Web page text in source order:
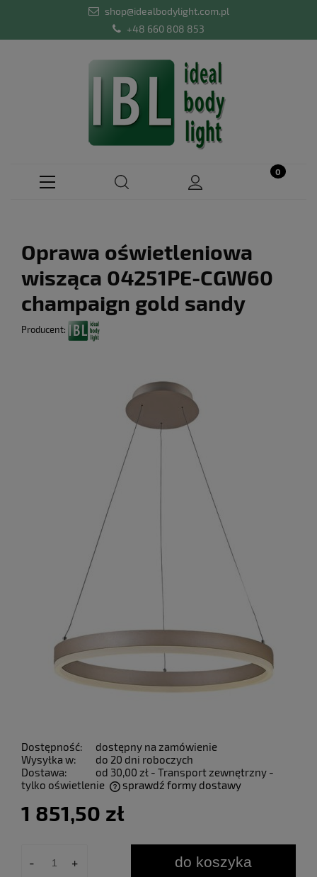
shop@idealbodylight.com.pl
+48 660 808 853
Oprawa oświetleniowa
wisząca 04251PE-CGW60
champaign gold sandy
Producent:
Dostępność:
dostępny na zamówienie
Wysyłka w:
do 20 dni roboczych
Dostawa:
od 30,00 zł - Transport zewnętrzny -
tylko oświetlenie
sprawdź formy dostawy
1 851,50 zł
- + do koszyka